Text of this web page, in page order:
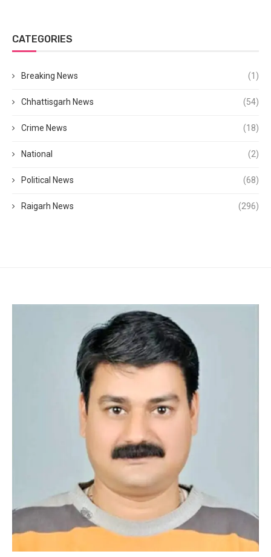
CATEGORIES
Breaking News (1)
Chhattisgarh News (54)
Crime News (18)
National (2)
Political News (68)
Raigarh News (296)